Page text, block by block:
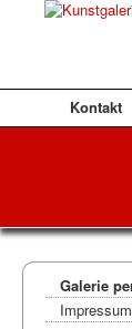
Kontakt
Galerie
Impressum